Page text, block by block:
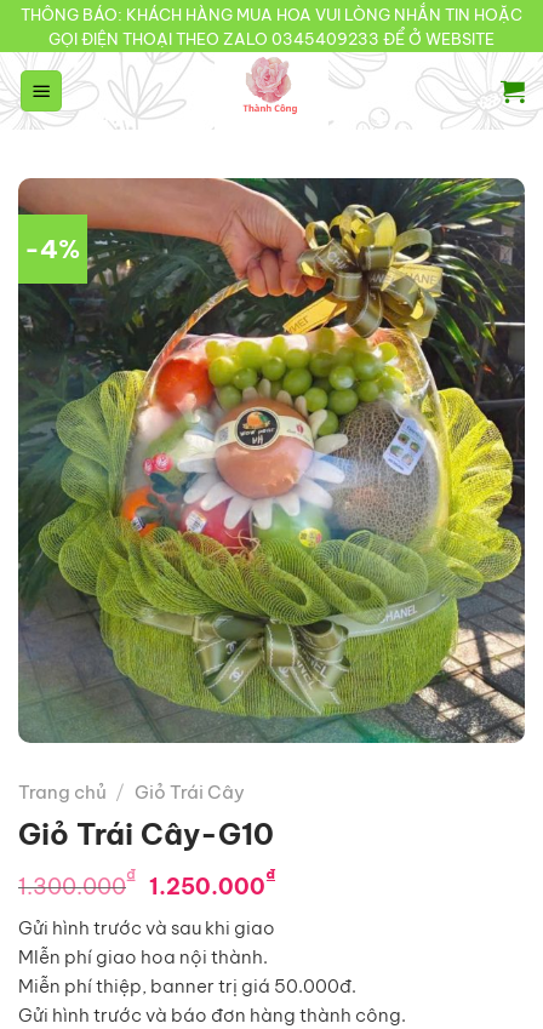
Bỏ
qua
nội
dung
THÔNG BÁO: KHÁCH HÀNG MUA HOA VUI LÒNG NHẮN TIN HOẶC
GỌI ĐIỆN THOẠI THEO ZALO 0345409233 ĐỂ Ở WEBSITE
-4%
Trang chủ / Giỏ Trái Cây
Giỏ Trái Cây-G10
1.300.000₫ Giá
gốc
là:
1.300.000₫.
1.250.000₫Giá
là:
1.250.000₫.
Gửi hình trước và sau khi giao
MIễn phí giao hoa nội thành.
Miễn phí thiệp, banner trị giá 50.000đ.
Gửi hình trước và báo đơn hàng thành công.